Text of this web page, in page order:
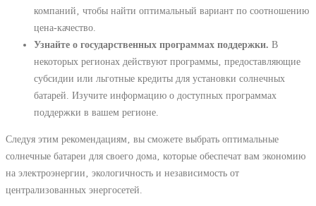
компаний‚ чтобы найти оптимальный вариант по соотношению
цена-качество.
Узнайте о государственных программах поддержки. В
некоторых регионах действуют программы‚ предоставляющие
субсидии или льготные кредиты для установки солнечных
батарей. Изучите информацию о доступных программах
поддержки в вашем регионе.
Следуя этим рекомендациям‚ вы сможете выбрать оптимальные
солнечные батареи для своего дома‚ которые обеспечат вам экономию
на электроэнергии‚ экологичность и независимость от
централизованных энергосетей.